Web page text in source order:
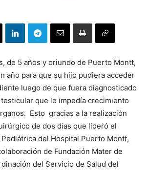
de 5 años y oriundo de Puerto Montt,
año para que su hijo pudiera acceder
luego de que fuera diagnosticado
que le impedía crecimiento
Esto gracias a la realización
de dos días que lideró el
del Hospital Puerto Montt,
de Fundación Mater de
del Servicio de Salud del